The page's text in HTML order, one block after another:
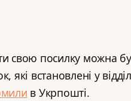
свою посилку можна
які встановлені у
в Укрпошті.